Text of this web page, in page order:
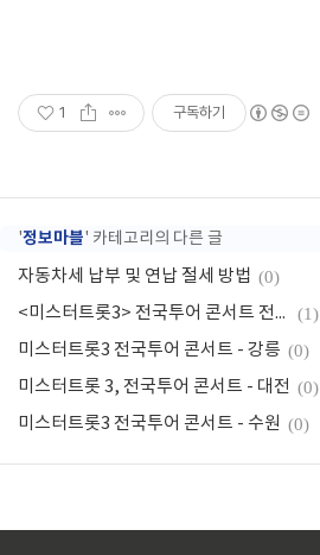
1 구독하기
'정보마블' 카테고리의 다른 글
자동차세 납부 및 연납 절세 방법 (0)
<미스터트롯3> 전국투어 콘서트 전주 공연 일정, 예매 방법 (1)
미스터트롯3 전국투어 콘서트 - 강릉 (0)
미스터트롯 3, 전국투어 콘서트 - 대전 (0)
미스터트롯3 전국투어 콘서트 - 수원 (0)